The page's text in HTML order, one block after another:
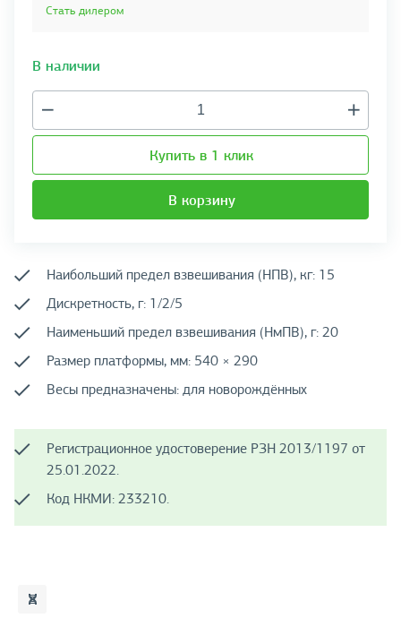
Стать дилером
В наличии
Купить в 1 клик
В корзину
Наибольший предел взвешивания (НПВ), кг: 15
Дискретность, г: 1/2/5
Наименьший предел взвешивания (НмПВ), г: 20
Размер платформы, мм: 540 × 290
Весы предназначены: для новорождённых
Регистрационное удостоверение РЗН 2013/1197 от
25.01.2022.
Код НКМИ: 233210.